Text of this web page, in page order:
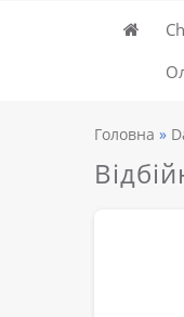
Головна